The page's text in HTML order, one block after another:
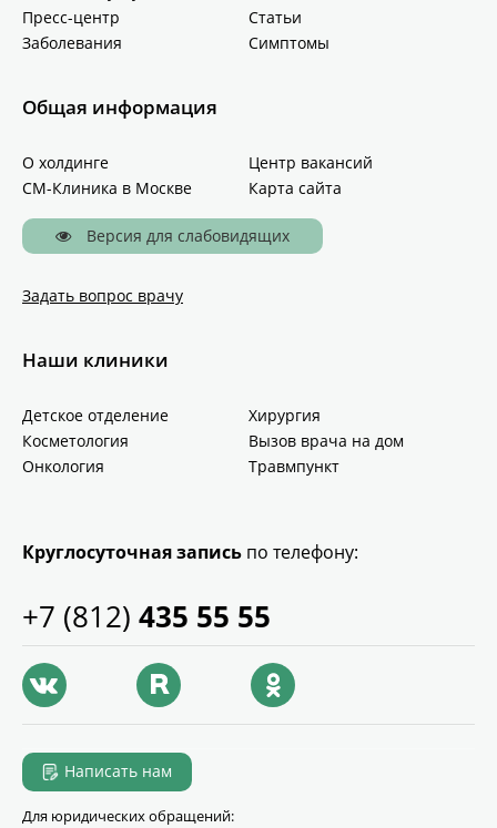
Пресс-центр
Статьи
Заболевания
Симптомы
Общая информация
О холдинге
Центр вакансий
СМ-Клиника в Москве
Карта сайта
Версия для слабовидящих
Задать вопрос врачу
Наши клиники
Детское отделение
Хирургия
Косметология
Вызов врача на дом
Онкология
Травмпункт
Круглосуточная запись по телефону:
+7 (812) 435 55 55
Написать нам
Для юридических обращений: